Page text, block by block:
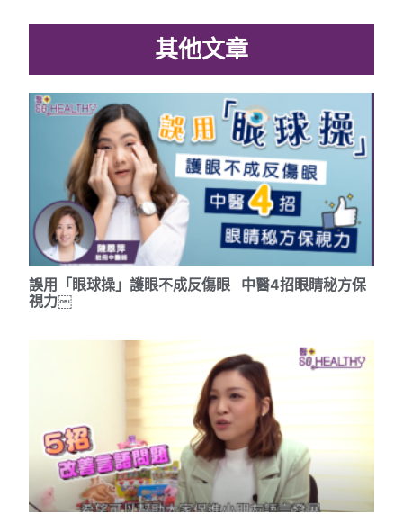
其他文章
誤用「眼球操」護眼不成反傷眼 中醫4招眼睛秘方保
視力￼